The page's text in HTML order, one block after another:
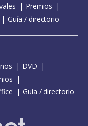
Premios
Guía / directorio
DVD
Guía / directorio